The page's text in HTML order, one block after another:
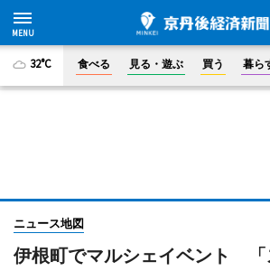
32°C 食べる 見る・遊ぶ 買う 暮ら
ニュース地図
伊根町でマルシェイベント 「